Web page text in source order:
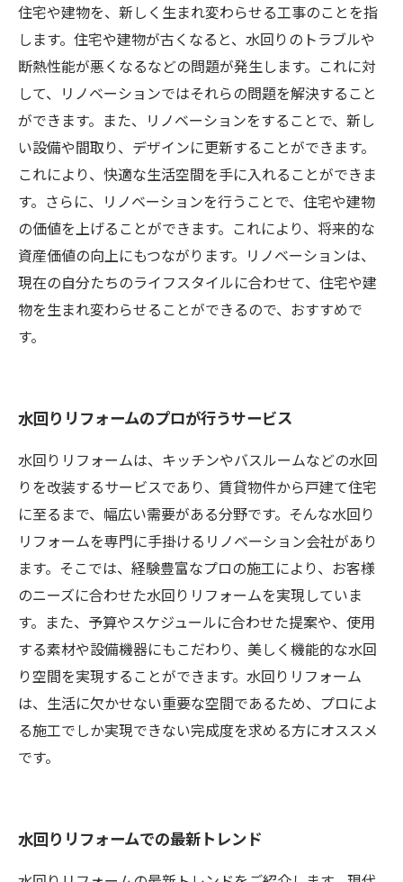
住宅や建物を、新しく生まれ変わらせる工事のことを指
します。住宅や建物が古くなると、水回りのトラブルや
断熱性能が悪くなるなどの問題が発生します。これに対
して、リノベーションではそれらの問題を解決すること
ができます。また、リノベーションをすることで、新し
い設備や間取り、デザインに更新することができます。
これにより、快適な生活空間を手に入れることができま
す。さらに、リノベーションを行うことで、住宅や建物
の価値を上げることができます。これにより、将来的な
資産価値の向上にもつながります。リノベーションは、
現在の自分たちのライフスタイルに合わせて、住宅や建
物を生まれ変わらせることができるので、おすすめで
す。
水回りリフォームのプロが行うサービス
水回りリフォームは、キッチンやバスルームなどの水回
りを改装するサービスであり、賃貸物件から戸建て住宅
に至るまで、幅広い需要がある分野です。そんな水回り
リフォームを専門に手掛けるリノベーション会社があり
ます。そこでは、経験豊富なプロの施工により、お客様
のニーズに合わせた水回りリフォームを実現していま
す。また、予算やスケジュールに合わせた提案や、使用
する素材や設備機器にもこだわり、美しく機能的な水回
り空間を実現することができます。水回りリフォーム
は、生活に欠かせない重要な空間であるため、プロによ
る施工でしか実現できない完成度を求める方にオススメ
です。
水回りリフォームでの最新トレンド